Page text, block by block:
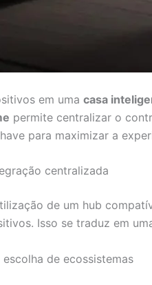
em uma casa
permite centralizar o
para maximizar a
centralizada
de um hub
Isso se traduz em
de ecossistemas